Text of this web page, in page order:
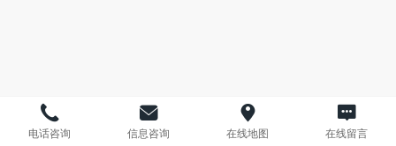
电话咨询 信息咨询 在线地图 在线留言